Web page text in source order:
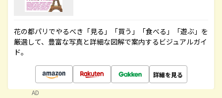
花の都パリでやるべき「見る」「買う」「食べる」「遊ぶ」を
厳選して、豊富な写真と詳細な図解で案内するビジュアルガイ
ド。
詳細を見る
AD